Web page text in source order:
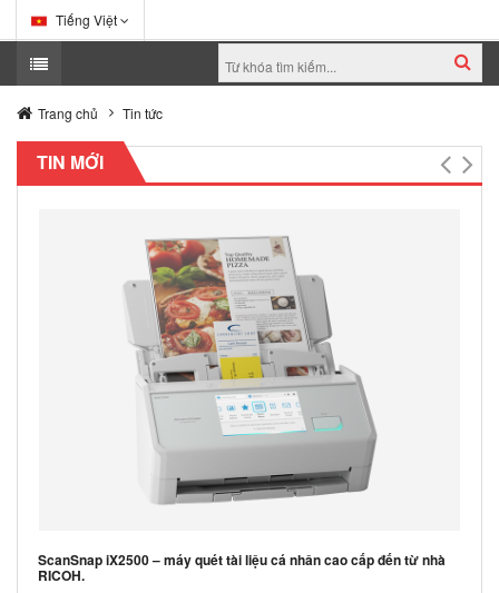
Tiếng Việt
Trang chủ Tin tức
TIN MỚI
ScanSnap iX2500 – máy quét tài liệu cá nhân cao cấp đến từ nhà
RICOH.